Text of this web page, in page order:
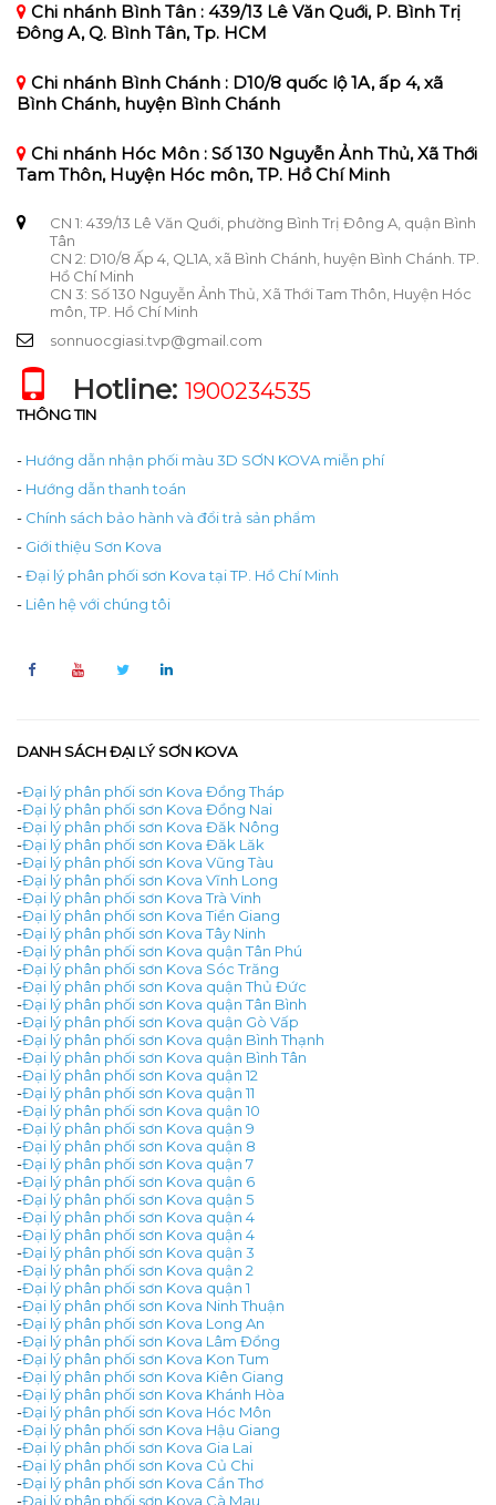
Chi nhánh Bình Tân : 439/13 Lê Văn Quới, P. Bình Trị
Đông A, Q. Bình Tân, Tp. HCM
Chi nhánh Bình Chánh : D10/8 quốc lộ 1A, ấp 4, xã
Bình Chánh, huyện Bình Chánh
Chi nhánh Hóc Môn : Số 130 Nguyễn Ảnh Thủ, Xã Thới
Tam Thôn, Huyện Hóc môn, TP. Hồ Chí Minh
CN 1: 439/13 Lê Văn Quới, phường Bình Trị Đông A, quận Bình
Tân
CN 2: D10/8 Ấp 4, QL1A, xã Bình Chánh, huyện Bình Chánh. TP.
Hồ Chí Minh
CN 3: Số 130 Nguyễn Ảnh Thủ, Xã Thới Tam Thôn, Huyện Hóc
môn, TP. Hồ Chí Minh
sonnuocgiasi.tvp@gmail.com
Hotline: 1900234535
THÔNG TIN
- Hướng dẫn nhận phối màu 3D SƠN KOVA miễn phí
- Hướng dẫn thanh toán
- Chính sách bảo hành và đổi trả sản phẩm
- Giới thiệu Sơn Kova
-Đại lý phân phối sơn Kova tại TP. Hồ Chí Minh
- Liên hệ với chúng tôi
DANH SÁCH ĐẠI LÝ SƠN KOVA
-Đại lý phân phối sơn Kova Đồng Tháp
-Đại lý phân phối sơn Kova Đồng Nai
-Đại lý phân phối sơn Kova Đăk Nông
-Đại lý phân phối sơn Kova Đăk Lăk
-Đại lý phân phối sơn Kova Vũng Tàu
-Đại lý phân phối sơn Kova Vĩnh Long
-Đại lý phân phối sơn Kova Trà Vinh
-Đại lý phân phối sơn Kova Tiền Giang
-Đại lý phân phối sơn Kova Tây Ninh
-Đại lý phân phối sơn Kova quận Tân Phú
-Đại lý phân phối sơn Kova Sóc Trăng
-Đại lý phân phối sơn Kova quận Thủ Đức
-Đại lý phân phối sơn Kova quận Tân Bình
-Đại lý phân phối sơn Kova quận Gò Vấp
-Đại lý phân phối sơn Kova quận Bình Thạnh
-Đại lý phân phối sơn Kova quận Bình Tân
-Đại lý phân phối sơn Kova quận 12
-Đại lý phân phối sơn Kova quận 11
-Đại lý phân phối sơn Kova quận 10
-Đại lý phân phối sơn Kova quận 9
-Đại lý phân phối sơn Kova quận 8
-Đại lý phân phối sơn Kova quận 7
-Đại lý phân phối sơn Kova quận 6
-Đại lý phân phối sơn Kova quận 5
-Đại lý phân phối sơn Kova quận 4
-Đại lý phân phối sơn Kova quận 4
-Đại lý phân phối sơn Kova quận 3
-Đại lý phân phối sơn Kova quận 2
-Đại lý phân phối sơn Kova quận 1
-Đại lý phân phối sơn Kova Ninh Thuận
-Đại lý phân phối sơn Kova Long An
-Đại lý phân phối sơn Kova Lâm Đồng
-Đại lý phân phối sơn Kova Kon Tum
-Đại lý phân phối sơn Kova Kiên Giang
-Đại lý phân phối sơn Kova Khánh Hòa
-Đại lý phân phối sơn Kova Hóc Môn
-Đại lý phân phối sơn Kova Hậu Giang
-Đại lý phân phối sơn Kova Gia Lai
-Đại lý phân phối sơn Kova Củ Chi
-Đại lý phân phối sơn Kova Cần Thơ
-Đại lý phân phối sơn Kova Cà Mau